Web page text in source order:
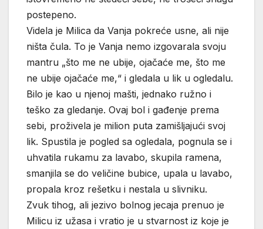
postepeno.
Videla je Milica da Vanja pokreće usne, ali nije
ništa čula. To je Vanja nemo izgovarala svoju
mantru „što me ne ubije, ojačaće me, što me
ne ubije ojačaće me,“ i gledala u lik u ogledalu.
Bilo je kao u njenoj mašti, jednako ružno i
teško za gledanje. Ovaj bol i gađenje prema
sebi, proživela je milion puta zamišljajući svoj
lik. Spustila je pogled sa ogledala, pognula se i
uhvatila rukamu za lavabo, skupila ramena,
smanjila se do veličine bubice, upala u lavabo,
propala kroz rešetku i nestala u slivniku.
Zvuk tihog, ali jezivo bolnog jecaja prenuo je
Milicu iz užasa i vratio je u stvarnost iz koje je